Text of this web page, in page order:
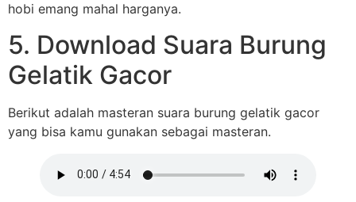
hobi emang mahal harganya.
5. Download Suara Burung
Gelatik Gacor
Berikut adalah masteran suara burung gelatik gacor
yang bisa kamu gunakan sebagai masteran.